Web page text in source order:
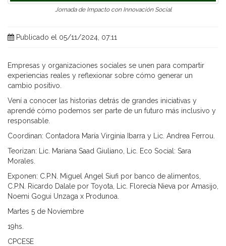
Jornada de Impacto con Innovación Social
Publicado el 05/11/2024, 07:11
Empresas y organizaciones sociales se unen para compartir
experiencias reales y reflexionar sobre cómo generar un
cambio positivo.
Vení a conocer las historias detrás de grandes iniciativas y
aprendé cómo podemos ser parte de un futuro más inclusivo y
responsable.
Coordinan: Contadora María Virginia Ibarra y Lic. Andrea Ferrou.
Teorizan: Lic. Mariana Saad Giuliano, Lic. Eco Social: Sara
Morales.
Exponen: C.P.N. Miguel Angel Siufi por banco de alimentos,
C.P.N. Ricardo Dalale por Toyota, Lic. Florecía Nieva por Amasijo,
Noemi Gogui Unzaga x Produnoa.
Martes 5 de Noviembre
19hs.
CPCESE